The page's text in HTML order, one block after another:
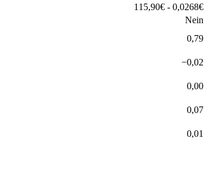
115,90€ - 0,0268€
Nein
0,79
−0,02
0,00
0,07
0,01